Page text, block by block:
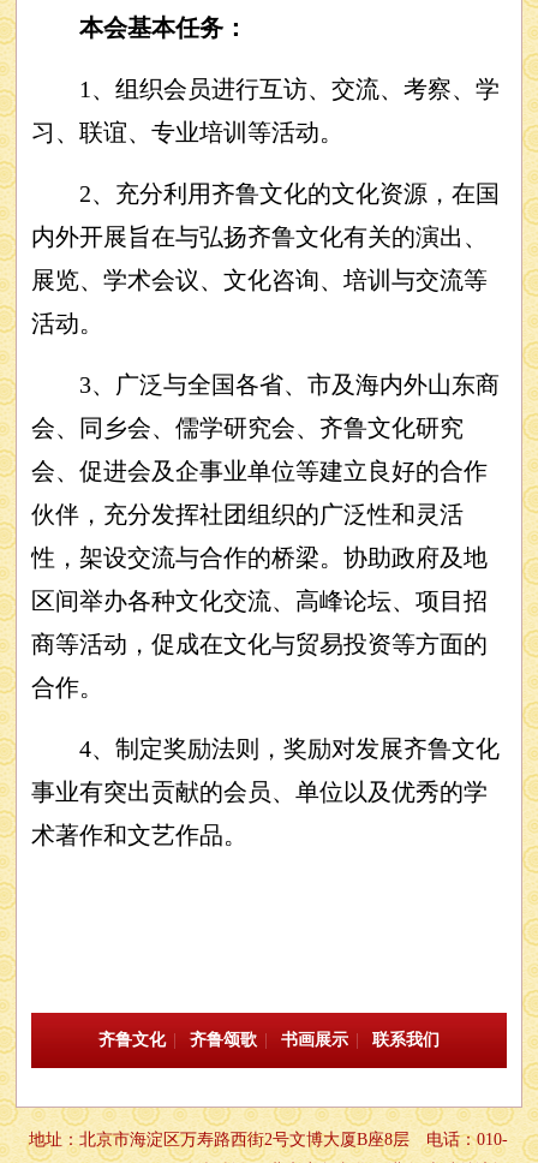
本会基本任务：
1、组织会员进行互访、交流、考察、学
习、联谊、专业培训等活动。
2、充分利用齐鲁文化的文化资源，在国
内外开展旨在与弘扬齐鲁文化有关的演出、
展览、学术会议、文化咨询、培训与交流等
活动。
3、广泛与全国各省、市及海内外山东商
会、同乡会、儒学研究会、齐鲁文化研究
会、促进会及企事业单位等建立良好的合作
伙伴，充分发挥社团组织的广泛性和灵活
性，架设交流与合作的桥梁。协助政府及地
区间举办各种文化交流、高峰论坛、项目招
商等活动，促成在文化与贸易投资等方面的
合作。
4、制定奖励法则，奖励对发展齐鲁文化
事业有突出贡献的会员、单位以及优秀的学
术著作和文艺作品。
齐鲁文化 齐鲁颂歌 书画展示 联系我们
地址：北京市海淀区万寿路西街2号文博大厦B座8层 电话：010-